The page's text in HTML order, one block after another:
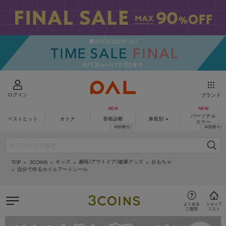
ログイン ブランド
ベストヒット オトナ 骨格診断 身長別
パーソナル
カラー
TOP 3COINS キッズ 趣味/アウトドア/健康グッズ
おもちゃ
自分で作るホイルアートシール